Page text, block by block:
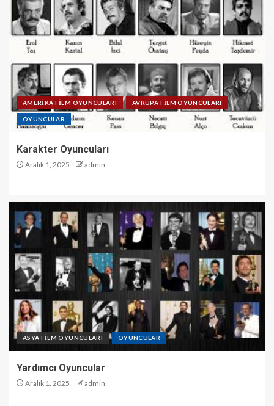
AMERİKA FİLM OYUNCULARI AVRUPA FİLM OYUNCULARI
OYUNCULAR
Karakter Oyuncuları
Aralık 1, 2025 admin
ASYA FİLM OYUNCULARI OYUNCULAR
Yardımcı Oyuncular
Aralık 1, 2025 admin